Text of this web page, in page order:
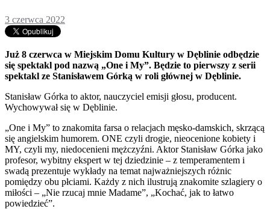
3 czerwca 2022
Już 8 czerwca w Miejskim Domu Kultury w Dęblinie odbędzie
się spektakl pod nazwą „One i My”. Będzie to pierwszy z serii
spektakl ze Stanisławem Górką w roli głównej w Dęblinie.
Stanisław Górka to aktor, nauczyciel emisji głosu, producent.
Wychowywał się w Dęblinie.
„One i My” to znakomita farsa o relacjach męsko-damskich, skrzącą
się angielskim humorem. ONE czyli drogie, nieocenione kobiety i
MY, czyli my, niedocenieni mężczyźni. Aktor Stanisław Górka jako
profesor, wybitny ekspert w tej dziedzinie – z temperamentem i
swadą prezentuje wykłady na temat najważniejszych różnic
pomiędzy obu płciami. Każdy z nich ilustrują znakomite szlagiery o
miłości – „Nie rzucaj mnie Madame”, „Kochać, jak to łatwo
powiedzieć”.